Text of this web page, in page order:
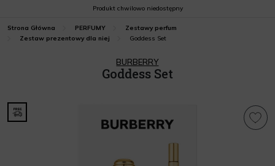
Strona Główna PERFUMY
Zestawy perfum
Zestaw prezentowy dla niej
Goddess Set
BURBERRY
Goddess Set
Produkt chwilowo niedostępny